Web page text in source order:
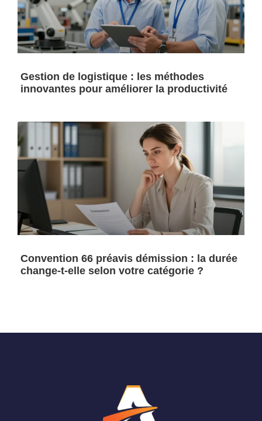
Gestion de logistique : les méthodes
innovantes pour améliorer la productivité
Convention 66 préavis démission : la durée
change-t-elle selon votre catégorie ?